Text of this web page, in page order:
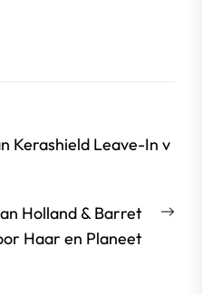
Kerashield Leave-In v
Holland & Barret
Haar en Planeet